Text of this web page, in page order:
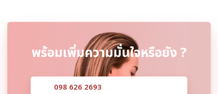
พร้อมเพิ่มความมั่นใจหรือยัง ?
098 626 2693